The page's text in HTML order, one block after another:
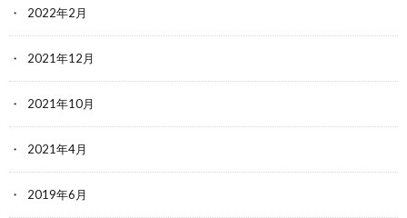
2022年2月
2021年12月
2021年10月
2021年4月
2019年6月